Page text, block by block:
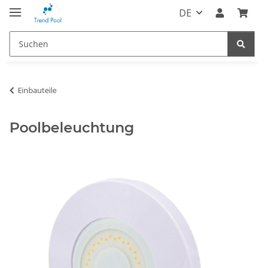
DE
Einbauteile
Poolbeleuchtung